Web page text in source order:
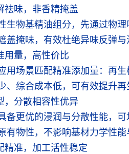
祛味，非香精掩盖
生物基精油组分，先通过物
盖掩味，有效杜绝异味反弹与
用量，高性价比
用场景匹配精准添加量：再
、综合成本低，可有效提升
，分散相容性优异
备更优的浸润与分散性能，
有物性，不影响基材力学性能
精准，加工活性稳定